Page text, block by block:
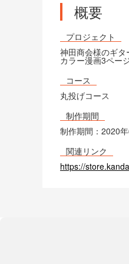
概要
プロジェクト
神田商会様のギ
カラー漫画3ペー
コース
丸投げコース
制作期間
制作期間：2020
関連リンク
https://